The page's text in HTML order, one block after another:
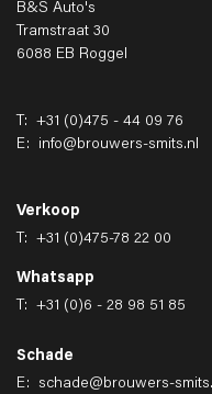
B&S Auto's
Tramstraat 30
6088 EB Roggel
T: +31 (0)475 - 44 09 76
E: info@brouwers-smits.nl
Verkoop
T: +31 (0)475-78 22 00
Whatsapp
T: +31 (0)6 - 28 98 51 85
Schade
E: schade@brouwers-